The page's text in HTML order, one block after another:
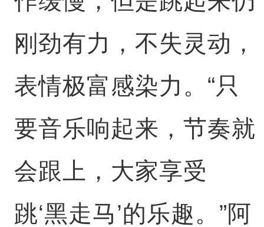
刚劲有力，不失灵动，
表情极富感染力。“只
要音乐响起来，节奏就
会跟上，大家享受
跳‘黑走马’的乐趣。”阿